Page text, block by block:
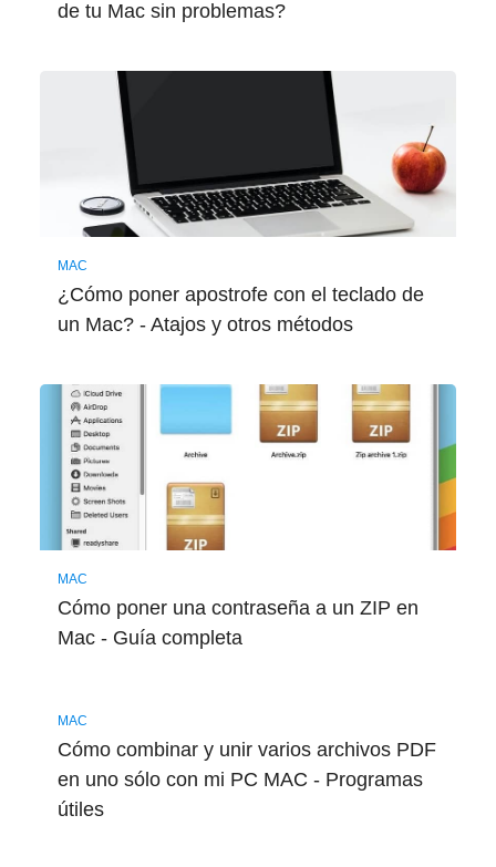
de tu Mac sin problemas?
MAC
¿Cómo poner apostrofe con el teclado de
un Mac? - Atajos y otros métodos
MAC
Cómo poner una contraseña a un ZIP en
Mac - Guía completa
MAC
Cómo combinar y unir varios archivos PDF
en uno sólo con mi PC MAC - Programas
útiles